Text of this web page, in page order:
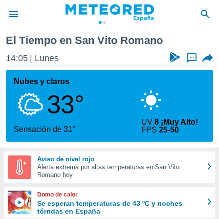
de
por
que se
calidad.
a este
las
y
forma
digital
basada
El Tiempo en San Vito Romano
14:05 Lunes ...
Nubes y claros
33°
Sensación de 31°
UV8 ¡Muy Alto!
FPS25-50
Aviso de nivel rojo
Alerta extrema por altas temperaturas en San Vito
Romano hoy
Domo de calor
Se esperan temperaturas de 43 ºC y noches
tórridas en España